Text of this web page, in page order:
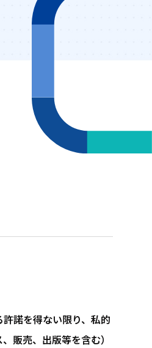
諾を得ない限り、私的
販売、出版等を含む）